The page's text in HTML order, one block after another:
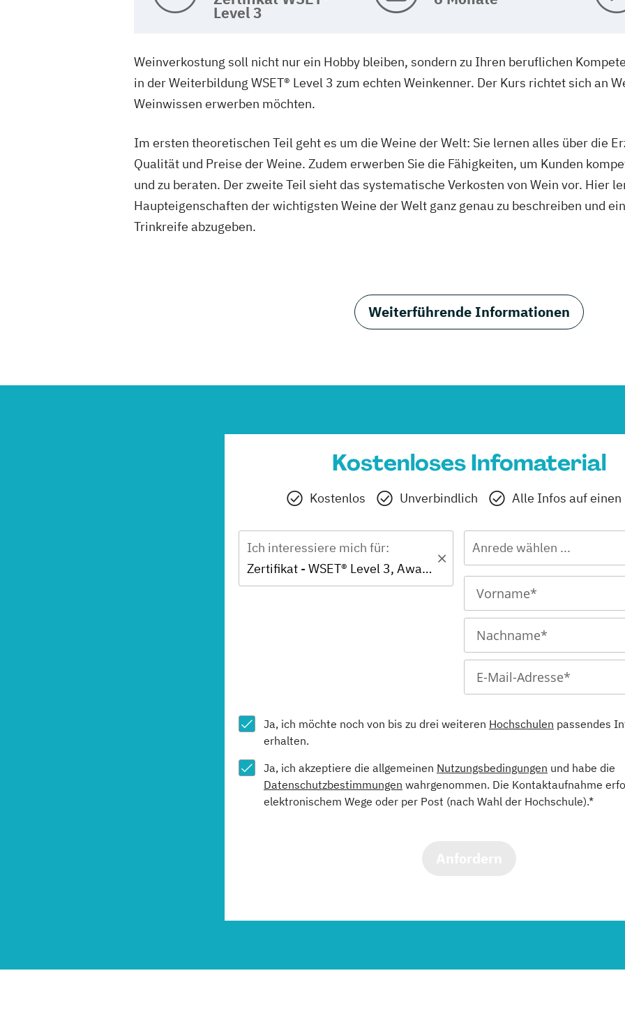
Level 3
Weinverkostung soll nicht nur ein Hobby bleiben, sondern zu Ihren beruflichen
in der Weiterbildung WSET® Level 3 zum echten Weinkenner. Der Kurs richtet sich an
Weinwissen erwerben möchten.
Im ersten theoretischen Teil geht es um die Weine der Welt: Sie lernen alles über die
Qualität und Preise der Weine. Zudem erwerben Sie die Fähigkeiten, um Kunden
und zu beraten. Der zweite Teil sieht das systematische Verkosten von Wein vor. Hier
Haupteigenschaften der wichtigsten Weine der Welt ganz genau zu beschreiben und
Trinkreife abzugeben.
Weiterführende Informationen
Kostenloses Infomaterial
Kostenlos Unverbindlich Alle Infos auf einen
Ich interessiere mich für:
Zertifikat - WSET® Level 3, Award in Wines
Anrede wählen ...
Ja, ich möchte noch von bis zu drei weiteren Hochschulen passendes
erhalten.
Ja, ich akzeptiere die allgemeinen Nutzungsbedingungen und habe die
Datenschutzbestimmungen wahrgenommen. Die Kontaktaufnahme
elektronischem Wege oder per Post (nach Wahl der Hochschule).*